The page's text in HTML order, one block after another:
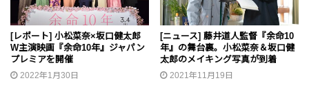
[レポート] 小松菜奈×坂口健太郎
W主演映画『余命10年』ジャパン
プレミアを開催
2022年1月30日
[ニュース] 藤井道人監督『余命10
年』の舞台裏。小松菜奈＆坂口健
太郎のメイキング写真が到着
2021年11月19日